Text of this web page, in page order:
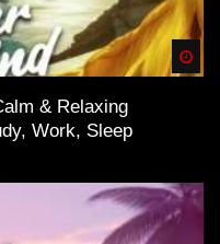
& Relaxing
Work, Sleep